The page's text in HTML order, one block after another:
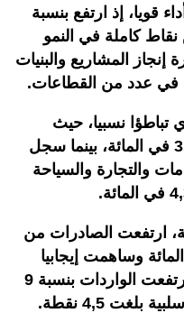
قويا، إذ ارتفع بنسبة
نقاط كاملة في النمو
المشاريع والبنيات
في عدد من القطاعات.
تباطؤا نسبيا، حيث
ارتفعت قيمته المضافة بنسبة 3,3 في المائة، بينما سجل
والتجارة والسياحة
ارتفعت الصادرات من
بنسبة 6,6 في المائة وساهمت إيجابيا
بـ2,7 نقطة في النمو، في حين ارتفعت الواردات بنسبة 9
4,5 نقطة.